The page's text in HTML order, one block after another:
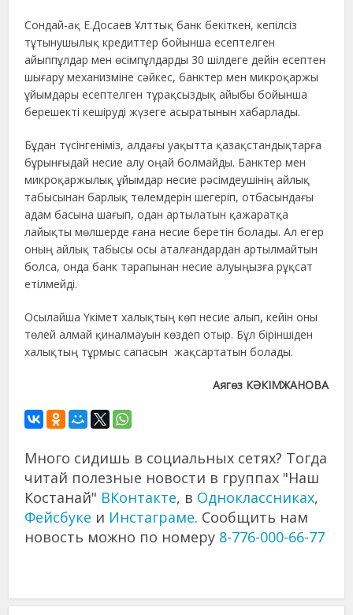
Сондай-ақ Е.Досаев Ұлттық банк бекіткен, кепілсіз
тұтынушылық кредиттер бойынша есептелген
айыппұлдар мен өсімпұлдарды 30 шілдеге дейін есептен
шығару механизміне сәйкес, банктер мен микроқаржы
ұйымдары есептелген тұрақсыздық айыбы бойынша
берешекті кешіруді жүзеге асыратынын хабарлады.
Бұдан түсінгеніміз, алдағы уақытта қазақстандықтарға
бұрынғыдай несие алу оңай болмайды. Банктер мен
микроқаржылық ұйымдар несие рәсімдеушінің айлық
табысынан барлық төлемдерін шегеріп, отбасындағы
адам басына шағып, одан артылатын қажаратқа
лайықты мөлшерде ғана несие беретін болады. Ал егер
оның айлық табысы осы аталғандардан артылмайтын
болса, онда банк тарапынан несие алуыңызға рұқсат
етілмейді.
Осылайша Үкімет халықтың көп несие алып, кейін оны
төлей алмай қиналмауын көздеп отыр. Бұл біріншіден
халықтың тұрмыс сапасын жақсартатын болады.
Аягөз КӘКІМЖАНОВА
Много сидишь в социальных сетях? Тогда
читай полезные новости в группах "Наш
Костанай" ВКонтакте, в Одноклассниках,
Фейсбуке и Инстаграме. Сообщить нам
новость можно по номеру 8-776-000-66-77